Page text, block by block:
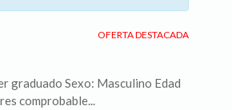
OFERTA DESTACADA
graduado Sexo: Masculino Edad
comprobable...